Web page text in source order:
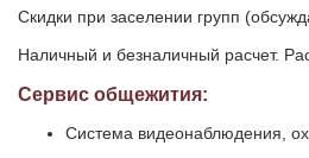
Скидки при заселении групп
Наличный и безналичный расчет.
Сервис общежития:
Система видеонаблюдения,